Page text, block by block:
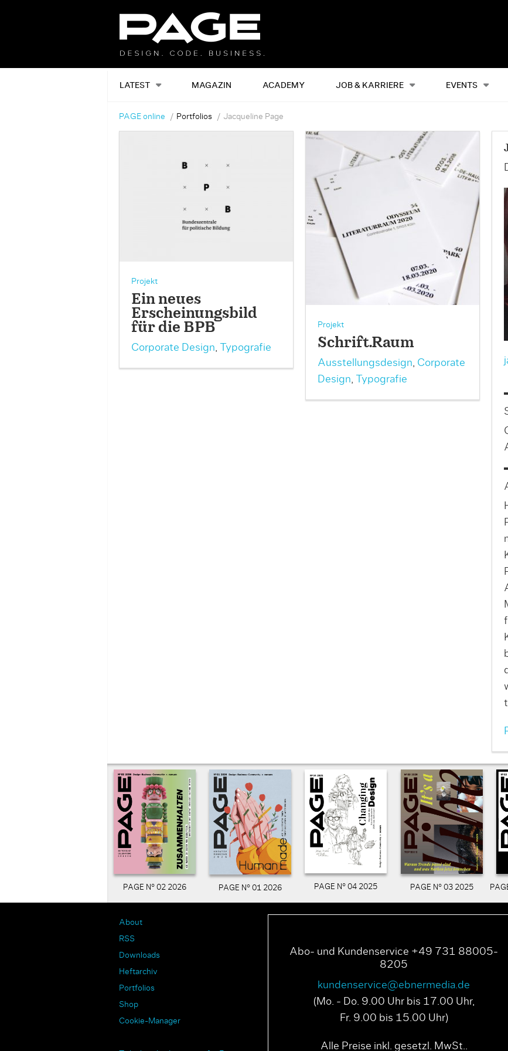
LATEST MAGAZIN ACADEMY JOB & KARRIERE EVENTS
Alles Events
PAGE online Portfolios Jacqueline Page
Projekt
Ein neues
Erscheinungsbild
für die BPB
Corporate Design, Typografie
Projekt
Schrift.Raum
Ausstellungsdesign, Corporate
Design, Typografie
PAGE N° 02 2026 PAGE N° 01 2026 PAGE N° 04 2025 PAGE N° 03 2025
About
RSS
Downloads
Heftarchiv
Portfolios
Shop
Cookie-Manager
Abo- und Kundenservice +49 731 88005-
8205
kundenservice@ebnermedia.de
(Mo. - Do. 9.00 Uhr bis 17.00 Uhr,
Fr. 9.00 bis 15.00 Uhr)
Alle Preise inkl. gesetzl. MwSt..